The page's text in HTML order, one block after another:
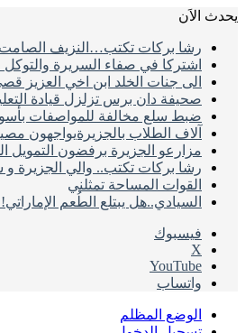
يحدث الاَن
رشا بركات تكتب…النزيف
اشتركا في صفاء السريرة
الى جنات الخلد ابن اخي العزيز
صحيفة دان برس تزلزل قيادة
ضبط سلع مخالفة للمواصفات
آلاف الطلاب بالجزيرةيواجهون
مزارعو الجزيرة برفضون التمويل
رشا بركات تكتب.. والي الجزيرة
القوات المساحة تمثلني
السيادي..هل يبتلع الطُعم
فيسبوك
‫X
‫YouTube
واتساب
الوضع المظلم